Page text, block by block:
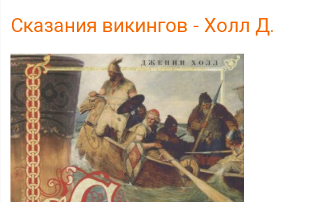
Сказания викингов - Холл Д.